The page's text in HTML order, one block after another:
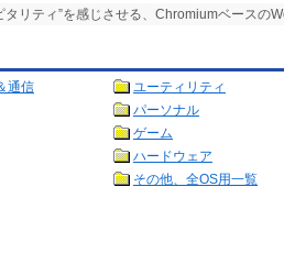
リティ”を感じさせる、Chromiumベースの
通信
ユーティリティ
パーソナル
ゲーム
ハードウェア
その他、全OS用一覧